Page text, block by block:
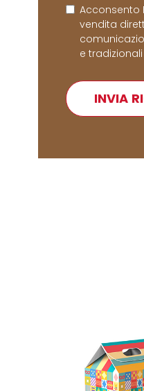
Acconsento
vendita
e